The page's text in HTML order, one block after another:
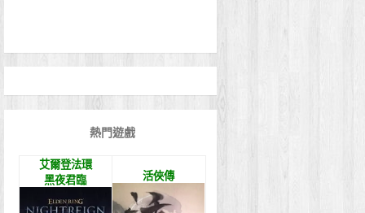
熱門遊戲
艾爾登法環
黑夜君臨
活俠傳